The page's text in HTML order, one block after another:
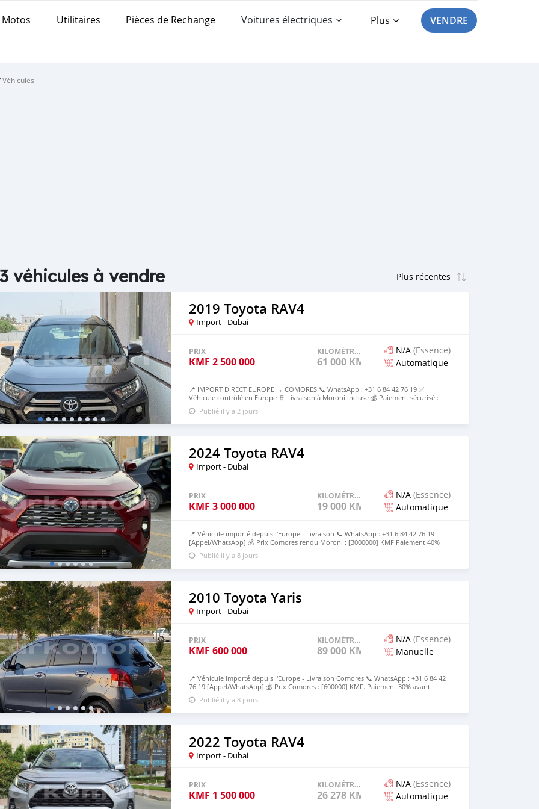
Motos Utilitaires Pièces de Rechange Voitures électriques Plus VENDRE
Véhicules
véhicules à vendre
2019 Toyota RAV4
Import - Dubai
PRIX
KMF 2 500 000
KILOMÉTRAGE
61 000 KM
N/A (Essence)
Automatique
📍 IMPORT DIRECT EUROPE → COMORES 📞 WhatsApp : +31 6 84 42 76 19 ✅
Véhicule contrôlé en Europe 🚢 Livraison à Moroni incluse 💰 Paiement sécurisé :
50% avant, 50% à l’arrivée 💰Prix rendu Moroni : [2500000KMF] Tout compris
Publié il y a 2 jours
2024 Toyota RAV4
Import - Dubai
PRIX
KMF 3 000 000
KILOMÉTRAGE
19 000 KM
N/A (Essence)
Automatique
📍 Véhicule importé depuis l'Europe - Livraison 📞 WhatsApp : +31 6 84 42 76 19
[Appel/WhatsApp] 💰 Prix Comores rendu Moroni : [3000000] KMF Paiement 40%
avant livraison et 60% après livraison Le prix est discutable
Publié il y a 8 jours
2010 Toyota Yaris
Import - Dubai
PRIX
KMF 600 000
KILOMÉTRAGE
89 000 KM
N/A (Essence)
Manuelle
📍 Véhicule importé depuis l'Europe - Livraison Comores 📞 WhatsApp : +31 6 84 42
76 19 [Appel/WhatsApp] 💰 Prix Comores : [600000] KMF. Paiement 30% avant
expédition, 70% à l’arrivée
Publié il y a 8 jours
2022 Toyota RAV4
Import - Dubai
PRIX
KMF 1 500 000
KILOMÉTRAGE
26 278 KM
N/A (Essence)
Automatique